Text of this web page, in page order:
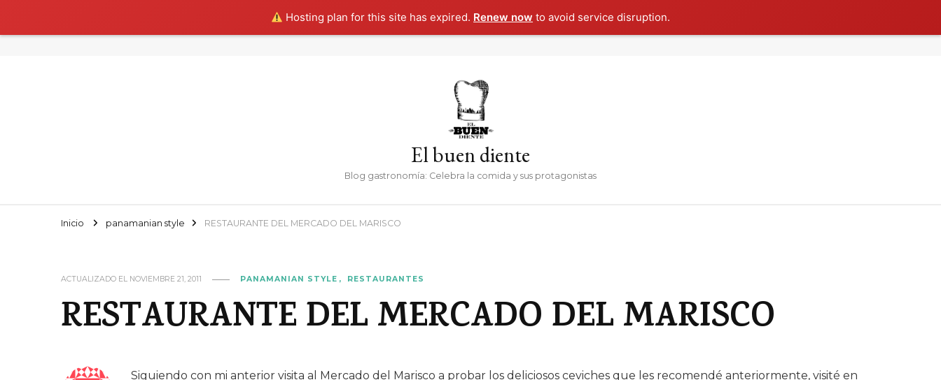
Hosting plan for this site has expired. Renew now to avoid service disruption.
El buen diente
Blog gastronomía: Celebra la comida y sus protagonistas
Inicio panamanian style RESTAURANTE DEL MERCADO DEL MARISCO
ACTUALIZADO EL NOVIEMBRE 21, 2011 PANAMANIAN STYLE RESTAURANTES
RESTAURANTE DEL MERCADO DEL MARISCO
Siguiendo con mi anterior visita al Mercado del Marisco a probar los deliciosos ceviches que les recomendé anteriormente, visité en